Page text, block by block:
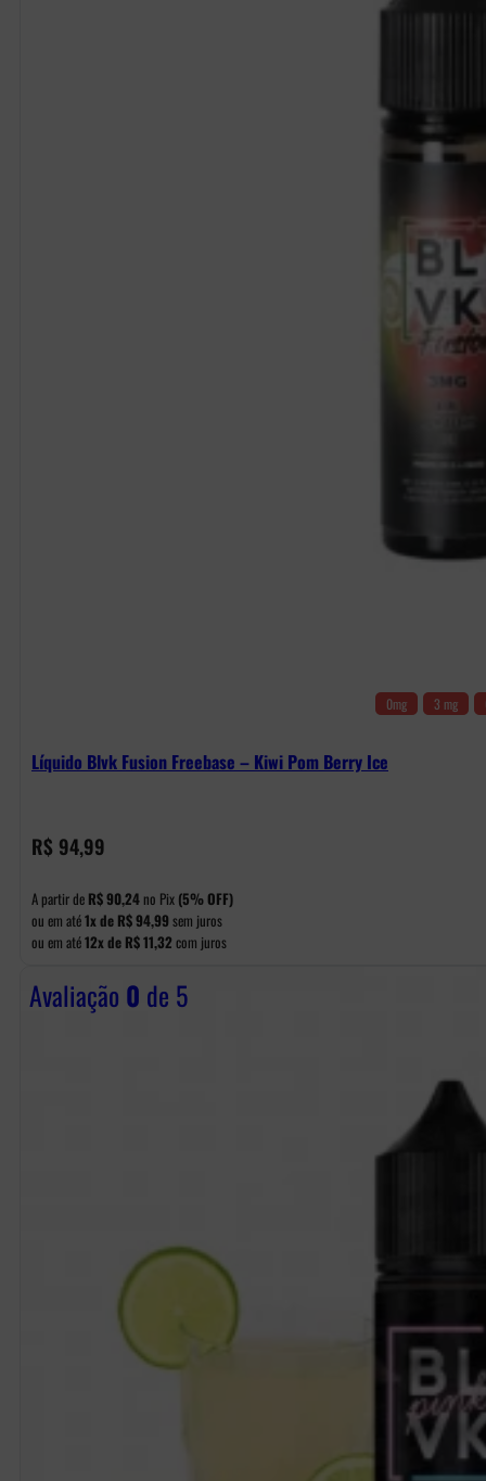
0mg 3 mg
Líquido Blvk Fusion Freebase – Kiwi Pom Berry Ice
R$ 94,99
A partir de R$90,24 no Pix (5% OFF)
ou em até1x de R$94,99 sem juros
ou em até12x de R$11,32 com juros
Avaliação 0 de 5